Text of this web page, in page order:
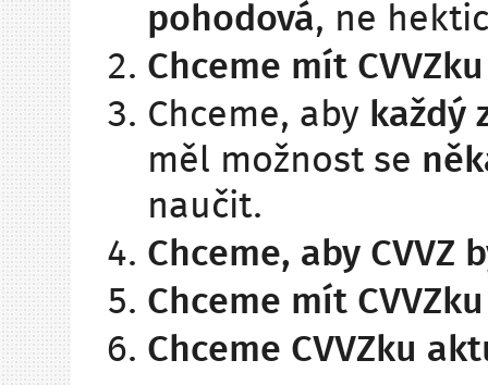
pohodová, ne
Chceme mít
Chceme, aby každý
měl možnost se
naučit.
Chceme, aby CVVZ
Chceme mít
Chceme CVVZku